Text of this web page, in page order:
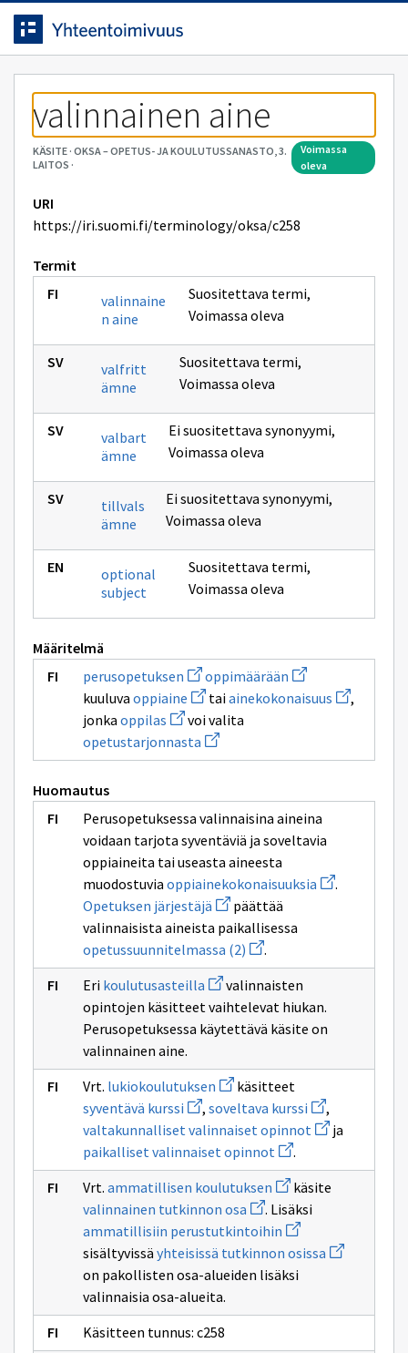
Siirrytty
sivulle
Siirry suoraan sisältöön.
valinnainen aine
KÄSITE· OKSA – OPETUS- JA KOULUTUSSANASTO, 3.
LAITOS ·
voimassa
oleva
URI
https://iri.suomi.fi/terminology/oksa/c258
Termit
valinnaine
n aine
Suositettava termi,
Voimassa oleva
valfritt
ämne
Suositettava termi,
Voimassa oleva
valbart
ämne
Ei suositettava synonyymi,
Voimassa oleva
tillvals
ämne
Ei suositettava synonyymi,
Voimassa oleva
optional
subject
Suositettava termi,
Voimassa oleva
Määritelmä
perusopetuksen Avaa
uuden
ikkunan
sivulle
perusopetuksen
oppimäärään Avaa
uuden
ikkunan
kuuluva oppiaine Avaa
uuden
ikkunan
sivulle
oppiaine
taiainekokonaisuus Avaa
uuden
,
jonka oppilas Avaa
uuden
ikkunan
sivulle
voi valita
opetustarjonnasta Avaa
uuden
ikkunan
Huomautus
Perusopetuksessa valinnaisina aineina
voidaan tarjota syventäviä ja soveltavia
oppiaineita tai useasta aineesta
muodostuvia oppiainekokonaisuuksia Avaa
uuden
.
Opetuksen järjestäjä Avaa
uuden
ikkunan
sivulle
Opetuksen
järjestäjä
päättää
valinnaisista aineista paikallisessa
opetussuunnitelmassa (2) Avaa
uuden
ikkunan
sivulle
opetussuunnitelmassa
(2)
.
Eri koulutusasteilla Avaa
uuden
ikkunan
sivulle
koulutusasteilla
valinnaisten
opintojen käsitteet vaihtelevat hiukan.
Perusopetuksessa käytettävä käsite on
valinnainen aine.
Vrt. lukiokoulutuksen Avaa
uuden
ikkunan
sivulle
lukiokoulutuksen
käsitteet
syventävä kurssi Avaa
uuden
ikkunan
sivulle
syventävä
kurssi
, soveltava kurssi Avaa
uuden
ikkunan
kurssi
,
valtakunnalliset valinnaiset opinnot Avaa
uuden
sivulle
valinnaiset
opinnot
ja
paikalliset valinnaiset opinnot Avaa
uuden
ikkunan
sivulle
paikalliset
valinnaiset
opinnot
.
Vrt. ammatillisen koulutuksen Avaa
uuden
ikkunan
sivulle
ammatillisen
koulutuksen
käsite
valinnainen tutkinnon osa Avaa
uuden
ikkunan
sivulle
valinnainen
tutkinnon
. Lisäksi
ammatillisiin perustutkintoihin Avaa
uuden
ikkunan
sivulle
ammatillisiin
sisältyvissä yhteisissä tutkinnon osissa Avaa
uuden
tutkinnon
on pakollisten osa-alueiden lisäksi
valinnaisia osa-alueita.
Käsitteen tunnus: c258